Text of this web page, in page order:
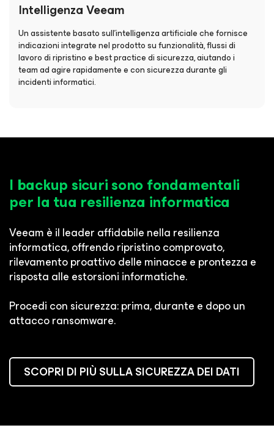
Intelligenza Veeam
Un assistente basato sull'intelligenza artificiale che fornisce
indicazioni integrate nel prodotto su funzionalità, flussi di
lavoro di ripristino e best practice di sicurezza, aiutando i
team ad agire rapidamente e con sicurezza durante gli
incidenti informatici.
I backup sicuri sono fondamentali
per la tua resilienza informatica
Veeam è il leader affidabile nella resilienza
informatica, offrendo ripristino comprovato,
rilevamento proattivo delle minacce e prontezza e
risposta alle estorsioni informatiche.
Procedi con sicurezza: prima, durante e dopo un
attacco ransomware.
SCOPRI DI PIÙ SULLA SICUREZZA DEI DATI